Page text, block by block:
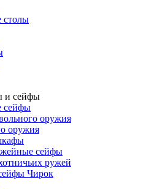
столы
и сейфы
сейфы
оружия
оружия
сейфы
ружей
Чирок